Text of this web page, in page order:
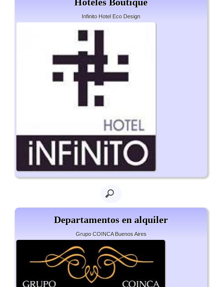
Infinito Hotel Eco Design
Departamentos en alquiler
Grupo COINCA Buenos Aires